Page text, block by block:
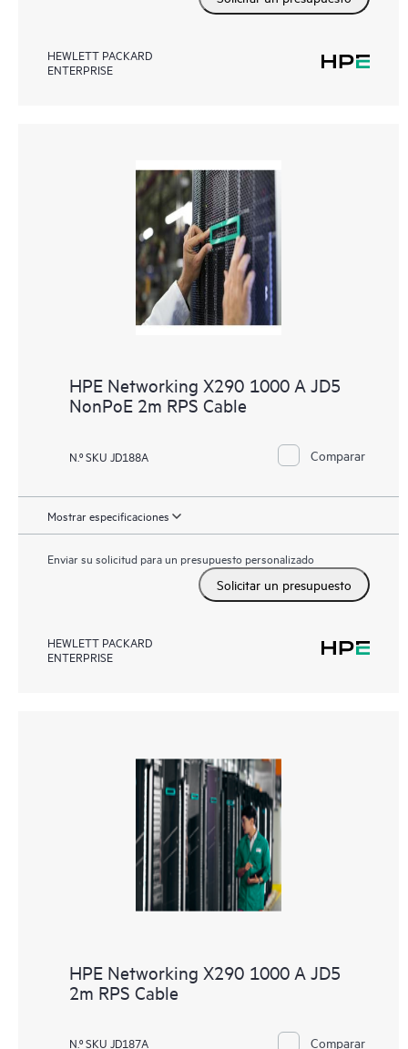
HEWLETT PACKARD
ENTERPRISE
HPE Networking X290 1000 A JD5
NonPoE 2m RPS Cable
N.º SKU JD188A Comparar
Mostrar especificaciones
Enviar su solicitud para un presupuesto personalizado
Solicitar un presupuesto
HEWLETT PACKARD
ENTERPRISE
HPE Networking X290 1000 A JD5
2m RPS Cable
N.º SKU JD187A Comparar